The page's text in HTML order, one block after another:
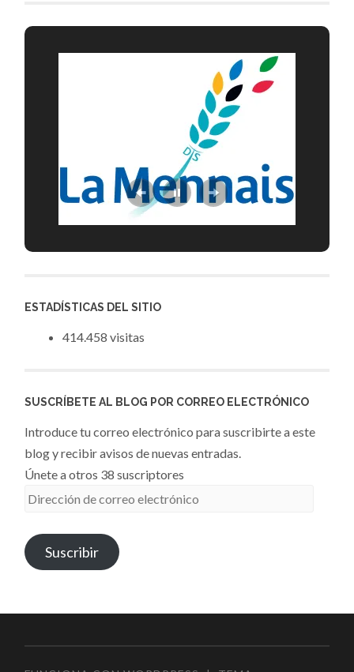
ESTADÍSTICAS DEL SITIO
414.458 visitas
SUSCRÍBETE AL BLOG POR CORREO ELECTRÓNICO
Introduce tu correo electrónico para suscribirte a este
blog y recibir avisos de nuevas entradas.
Únete a otros 38 suscriptores
Dirección
correo
electrónico
Suscribir